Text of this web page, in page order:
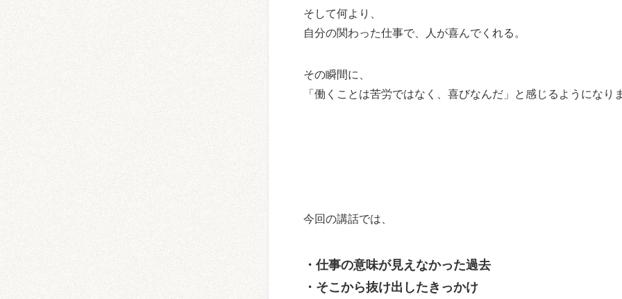
そして何より、
自分の関わった仕事で、人が喜んでくれる。
その瞬間に、
「働くことは苦労ではなく、喜びなんだ」と感じるようになり
今回の講話では、
・仕事の意味が見えなかった過去
・そこから抜け出したきっかけ